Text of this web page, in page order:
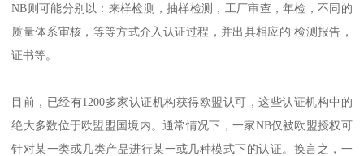
NB则可能分别以：来样检测，抽样检测，工厂审查，年检，不同的
质量体系审核，等等方式介入认证过程，并出具相应的 检测报告，
证书等。
目前，已经有1200多家认证机构获得欧盟认可，这些认证机构中的
绝大多数位于欧盟盟国境内。通常情况下，一家NB仅被欧盟授权可
针对某一类或几类产品进行某一或几种模式下的认证。换言之，一